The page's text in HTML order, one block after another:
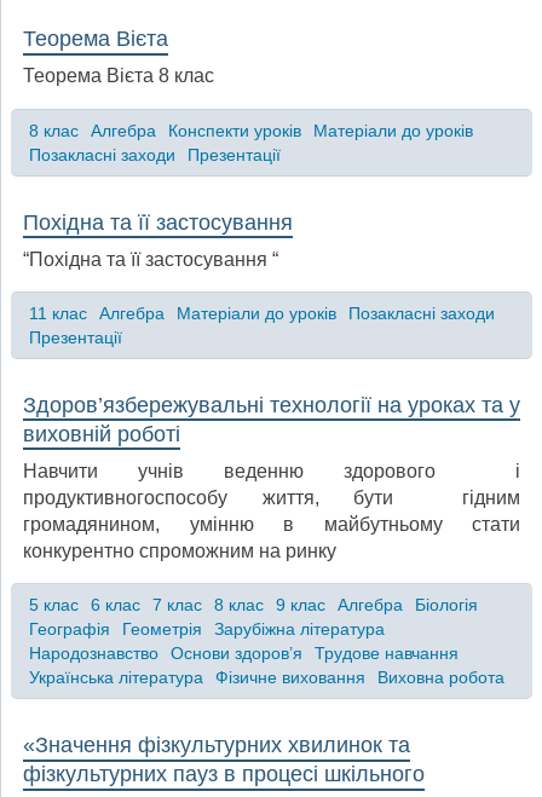
Теорема Вієта
Теорема Вієта 8 клас
8 клас Алгебра Конспекти уроків
Матеріали до уроків
Позакласні заходи
Презентації
Похідна та її застосування
“Похідна та її застосування “
11 клас Алгебра Матеріали до уроків
Позакласні заходи
Презентації
Здоров’язбережувальні технології на уроках та у
виховній роботі
Навчити учнів веденню здорового і
продуктивногоспособу життя, бути гідним
громадянином, умінню в майбутньому стати
конкурентно спроможним на ринку
5 клас 6 клас 7 клас 8 клас 9 клас Алгебра
Біологія
Географія
Геометрія
Зарубіжна література
Народознавство
Основи здоров’я
Трудове навчання
Українська література
Фізичне виховання Виховна робота
«Значення фізкультурних хвилинок та
фізкультурних пауз в процесі шкільного